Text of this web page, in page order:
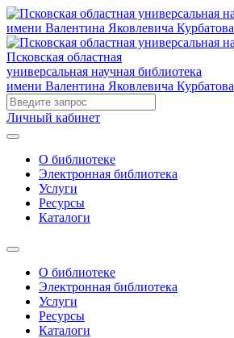
Псковская областная
универсальная научная библиотека
имени Валентина Яковлевича Курбатова
Личный кабинет
О библиотеке
Электронная библиотека
Услуги
Ресурсы
Каталоги
О библиотеке
Электронная библиотека
Услуги
Ресурсы
Каталоги